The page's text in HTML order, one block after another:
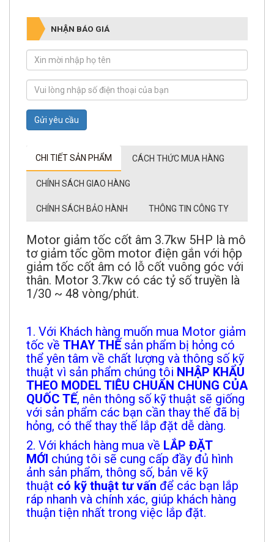
NHẬN BÁO GIÁ
Gửi yêu cầu
CHI TIẾT SẢN PHẨM CÁCH THỨC MUA HÀNG
CHÍNH SÁCH GIAO HÀNG
CHÍNH SÁCH BẢO HÀNH THÔNG TIN CÔNG TY
Motor giảm tốc cốt âm 3.7kw 5HP là mô
tơ giảm tốc gồm motor điện gắn với hộp
giảm tốc cốt âm có lỗ cốt vuông góc với
thân. Motor 3.7kw có các tỷ số truyền là
1/30 ~ 48 vòng/phút.
1. Với Khách hàng muốn mua Motor giảm
tốc về THAY THẾ sản phẩm bị hỏng có
thể yên tâm về chất lượng và thông số kỹ
thuật vì sản phẩm chúng tôi NHẬP KHẨU
THEO MODEL TIÊU CHUẨN CHUNG CỦA
QUỐC TẾ, nên thông số kỹ thuật sẽ giống
với sản phẩm các bạn cần thay thế đã bị
hỏng, có thể thay thế lắp đặt dễ dàng.
2. Với khách hàng mua về LẮP ĐẶT
MỚI chúng tôi sẽ cung cấp đầy đủ hình
ảnh sản phẩm, thông số, bản vẽ kỹ
thuật có kỹ thuật tư vấn để các bạn lắp
ráp nhanh và chính xác, giúp khách hàng
thuận tiện nhất trong việc lắp đặt.